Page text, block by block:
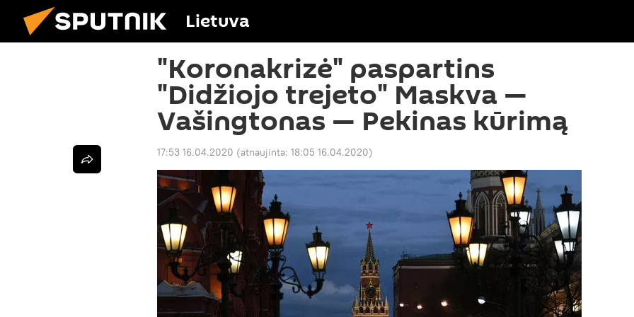
Lietuva
"Koronakrizė" paspartins
"Didžiojo trejeto" Maskva —
Vašingtonas — Pekinas kūrimą
17:53 16.04.2020 (atnaujinta: 18:05 16.04.2020)